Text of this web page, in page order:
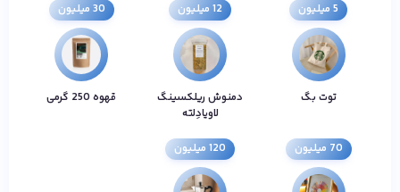
5 میلیون
توت بگ
12 میلیون
دمنوش ریلکسینگ
لاویادِلته
30 میلیون
قهوه 250 گرمی
70 میلیون 120 میلیون